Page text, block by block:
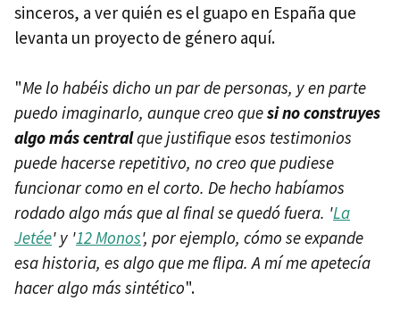
sinceros, a ver quién es el guapo en España que
levanta un proyecto de género aquí.
"Me lo habéis dicho un par de personas, y en parte
puedo imaginarlo, aunque creo quesi no construyes
algo más centralque justifique esos testimonios
puede hacerse repetitivo, no creo que pudiese
funcionar como en el corto. De hecho habíamos
rodado algo más que al final se quedó fuera. 'La
Jetée' y '12 Monos', por ejemplo, cómo se expande
esa historia, es algo que me flipa. A mí me apetecía
hacer algo más sintético".